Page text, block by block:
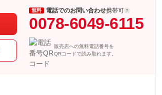
無料 電話でのお問い合わせ携帯可
0078-6049-6115
販売店への無料電話番号を
QRコードで読み取れます。